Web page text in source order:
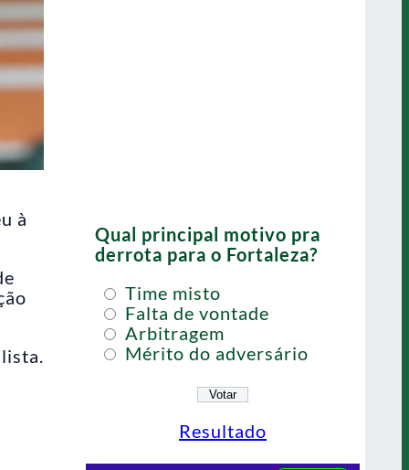
à
Qual principal motivo pra
derrota para o Fortaleza?
Time misto
Falta de vontade
Arbitragem
Mérito do adversário
Resultado